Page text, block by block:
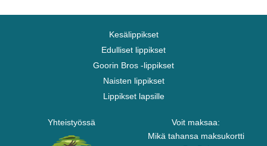
Kesälippikset
Edulliset lippikset
Goorin Bros -lippikset
Naisten lippikset
Lippikset lapsille
Yhteistyössä
Voit maksaa:
Mikä tahansa maksukortti